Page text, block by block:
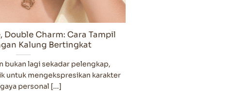
Double Charm: Cara Tampil
Kalung Bertingkat
bukan lagi sekadar pelengkap,
untuk mengekspresikan karakter
personal [...]